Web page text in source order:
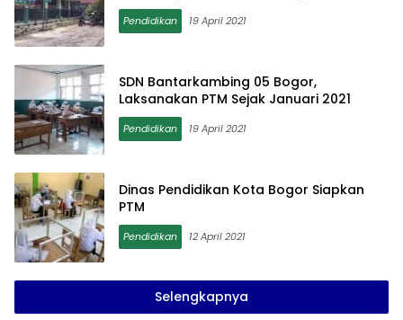
Pendidikan 19 April 2021
SDN Bantarkambing 05 Bogor,
Laksanakan PTM Sejak Januari 2021
Pendidikan 19 April 2021
Dinas Pendidikan Kota Bogor Siapkan
PTM
Pendidikan 12 April 2021
Selengkapnya